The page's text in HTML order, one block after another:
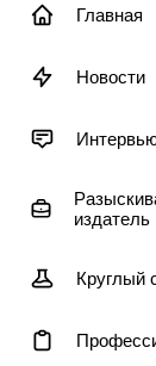
Главная
Новости
издатель
Круглый